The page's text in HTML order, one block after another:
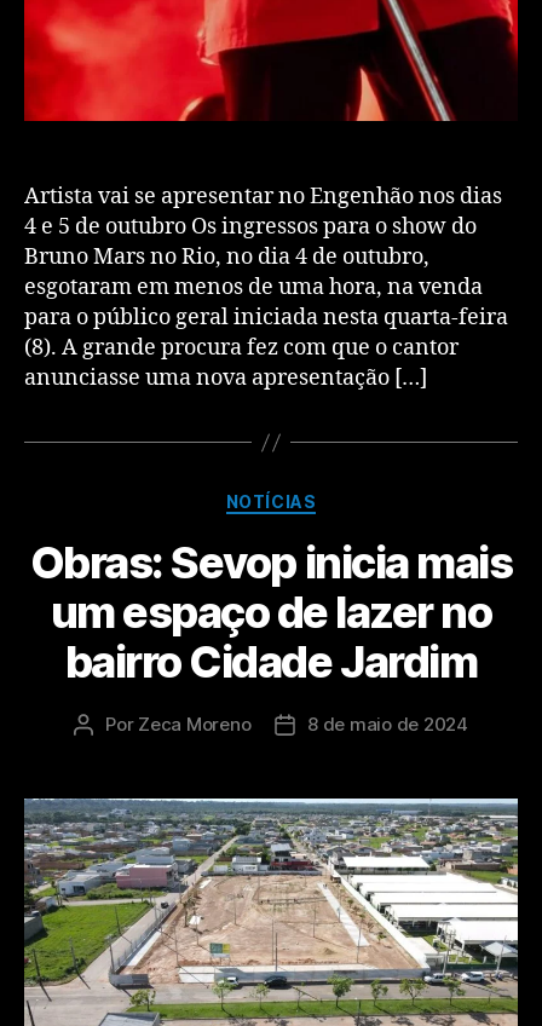
Artista vai se apresentar no Engenhão nos dias
4 e 5 de outubro Os ingressos para o show do
Bruno Mars no Rio, no dia 4 de outubro,
esgotaram em menos de uma hora, na venda
para o público geral iniciada nesta quarta-feira
(8). A grande procura fez com que o cantor
anunciasse uma nova apresentação […]
NOTÍCIAS
Obras: Sevop inicia mais
um espaço de lazer no
bairro Cidade Jardim
Por Zeca Moreno 8 de maio de 2024